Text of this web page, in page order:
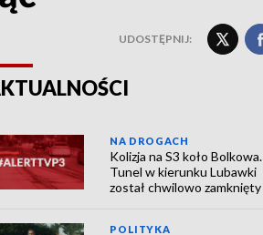
UDOSTĘPNIJ:
NA DROGACH
Kolizja na S3 koło Bolkowa.
Tunel w kierunku Lubawki
został chwilowo zamknięty
POLITYKA